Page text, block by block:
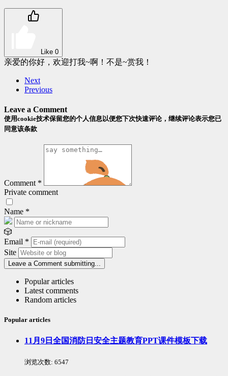
Like 0
亲爱的你好，欢迎打我~啊！不是~赏我！
Next
Previous
Leave a Comment
使用cookie技术保留您的个人信息以便您下次快速评论，继续评论表示您已
同意该条款
Comment *
Private comment
Name *
🎲
Email *
Site
Leave a Comment submitting...
Popular articles
Latest comments
Random articles
Popular articles
11月9日全国消防日安全主题教育PPT课件模板下载
浏览次数: 6547